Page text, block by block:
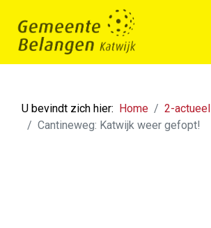
U bevindt zich hier: Home
2-actueel
Cantineweg: Katwijk weer gefopt!